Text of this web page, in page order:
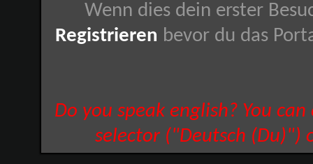
Wenn dies dein erster
Registrieren bevor du das
Do you speak english? You
selector ("Deutsch (Du)")